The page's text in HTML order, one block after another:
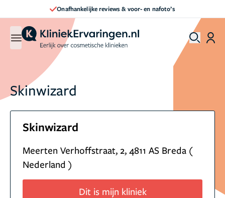
Onafhankelijke reviews & voor- en nafoto’s
Skinwizard
Skinwizard
Meerten Verhoffstraat, 2, 4811 AS Breda (
Nederland )
Dit is mijn kliniek